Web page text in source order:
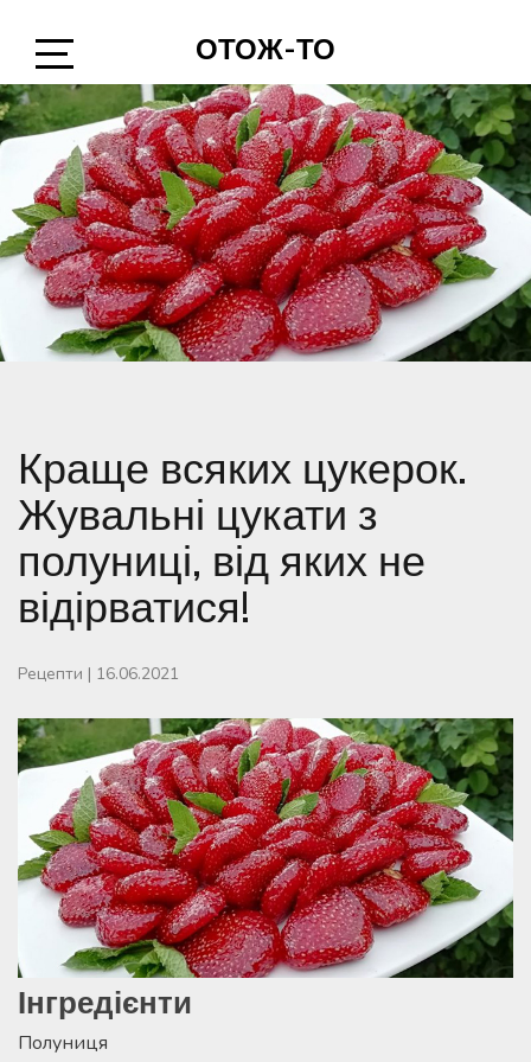
content
Open
Sidebar
ОТОЖ-ТО
Краще всяких цукерок.
Жувальні цукати з
полуниці, від яких не
відірватися!
Рецепти | 16.06.2021
Інгредієнти
Полуниця